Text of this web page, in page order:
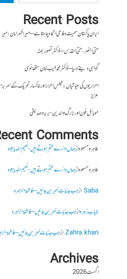
Recent Posts
ایران پاکستان سمیت دفاعی اتحاد چاہتا ہے – میر افسر امان،میر
حتی النصر ، حتی القدس – ڈاکٹر تصور بھٹہ
گواہی دیتے دریا – ڈاکٹر محمد طیب خان سنگھانوی
احراریوں کی عیاشیاں : مجلس احرار اور خاکسار تحریک کے
عزیز
موبائل فون اور بزرگ والدین- بریرہ صدیقی
Comments
طاہرہ مسعودازجہاں دائرے ختم ہوتے ہیں- نعیم اللہ باجوہ
طاہرہ مسعودازجہاں دائرے ختم ہوتے ہیں- نعیم اللہ باجوہ
Sabaازجب جذبات خبر بن جائیں – فاطمۃالزہرہ
نایاب زہرہازجب جذبات خبر بن جائیں – فاطمۃالزہرہ
Zahra khanازجب جذبات خبر بن جائیں –
Archives
اگست 2026